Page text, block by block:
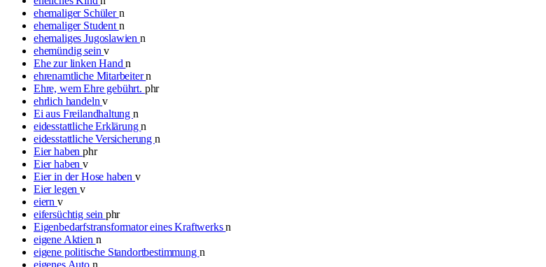
ehemaliger Schülern
ehemaliger Student n
ehemaliges Jugoslawien n
ehemündig seinv
Ehe zur linken Handn
ehrenamtliche Mitarbeitern
Ehre, wem Ehre gebührt. phr
ehrlich handelnv
Ei aus Freilandhaltung n
eidesstattliche Erklärungn
eidesstattliche Versicherung n
Eier habenphr
Eier habenv
Eier in der Hose haben v
Eier legenv
eiern v
eifersüchtig sein phr
Eigenbedarfstransformator eines Kraftwerksn
eigene Aktien n
eigene politische Standortbestimmung n
eigenes Auto n